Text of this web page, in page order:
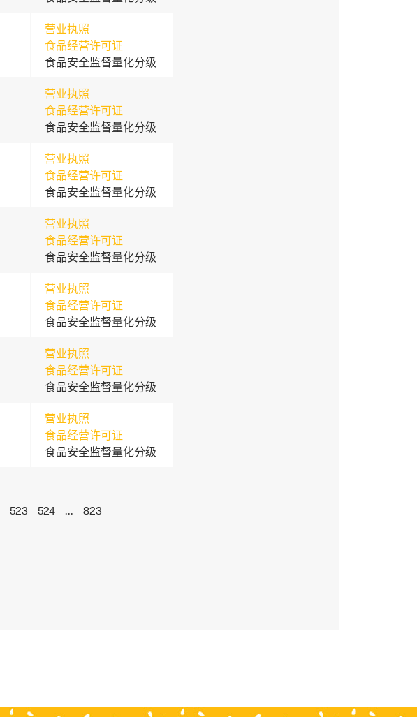
营业执照
食品经营许可证
食品安全监督量化分级
营业执照
食品经营许可证
食品安全监督量化分级
营业执照
食品经营许可证
食品安全监督量化分级
营业执照
食品经营许可证
食品安全监督量化分级
营业执照
食品经营许可证
食品安全监督量化分级
营业执照
食品经营许可证
食品安全监督量化分级
营业执照
食品经营许可证
食品安全监督量化分级
523 524 ... 823